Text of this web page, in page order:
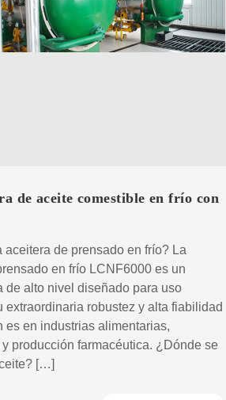
de aceite comestible en frío con
aceitera de prensado en frío? La
en frío LCNF6000 es un
de alto nivel diseñado para uso
extraordinaria robustez y alta fiabilidad
en industrias alimentarias,
producción farmacéutica. ¿Dónde se
[…]